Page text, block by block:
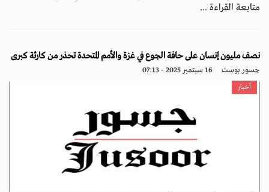
متابعة القراءة ...
نصف مليون إنسان على حافة الجوع في غزة والأمم المتحدة تحذر من كارثة كبرى
جسور بوست 16 سبتمبر 2025 - 07:13
أخبار